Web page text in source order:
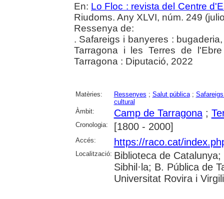
En: Lo Floc : revista del Centre
Riudoms. Any XLVI, núm. 249
Ressenya de:
. Safareigs i banyeres :
Tarragona i les Terres de
Tarragona : Diputació, 2022
Matèries: Ressenyes ; Salut pública;
cultural
Àmbit:
Camp de Tarragona;
Cronologia: [1800 - 2000]
Accés: https://raco.cat/
Localització: Biblioteca de
Sibhil·la; B. Pública de
Universitat Rovira i Virgili